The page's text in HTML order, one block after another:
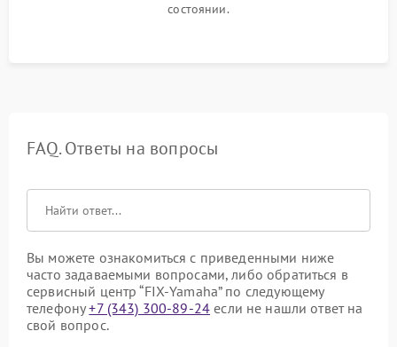
состоянии.
FAQ. Ответы на вопросы
Вы можете ознакомиться с приведенными ниже
часто задаваемыми вопросами, либо обратиться в
сервисный центр “FIX-Yamaha” по следующему
телефону+7 (343) 300-89-24 если не нашли ответ на
свой вопрос.